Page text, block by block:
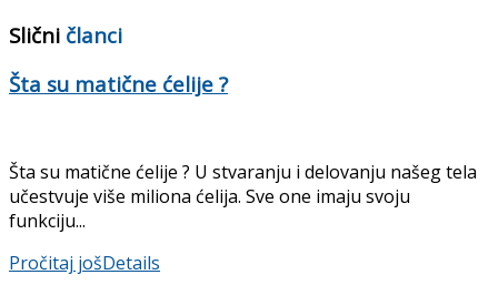
Slični članci
Šta su matične ćelije ?
Šta su matične ćelije ? U stvaranju i delovanju našeg tela
učestvuje više miliona ćelija. Sve one imaju svoju
funkciju...
Pročitaj jošDetails